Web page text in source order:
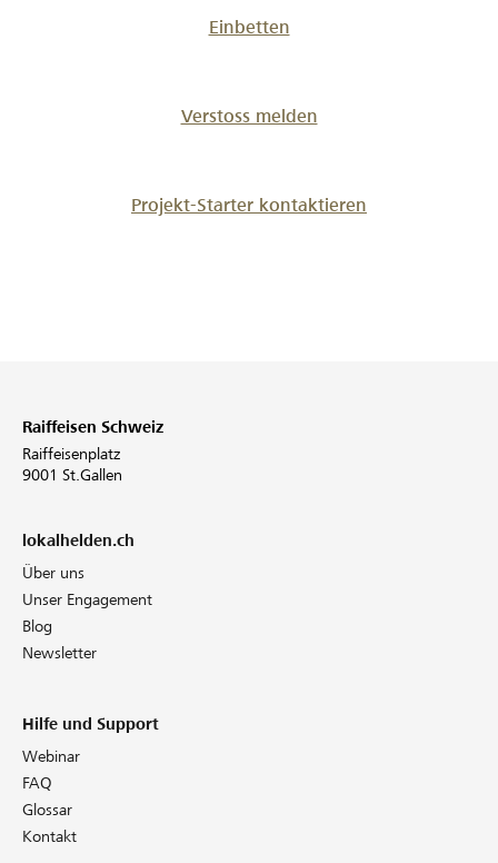
Einbetten
Verstoss melden
Projekt-Starter kontaktieren
Raiffeisen Schweiz
Raiffeisenplatz
9001 St.Gallen
lokalhelden.ch
Über uns
Unser Engagement
Blog
Newsletter
Hilfe und Support
Webinar
FAQ
Glossar
Kontakt